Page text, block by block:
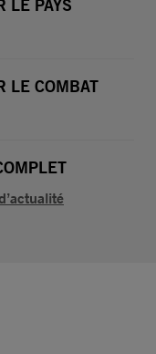
LE PAYS
LE COMBAT